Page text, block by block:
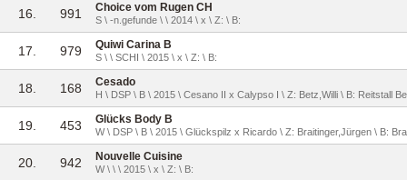
16. 991 Choice vom Rugen CH
S \ -n.gefunde \ \ 2014 \ x \ Z: \ B:
17. 979 Quiwi Carina B
S \ \ SCHI \ 2015 \ x \ Z: \ B:
18. 168 Cesado
H \ DSP \ B \ 2015 \ Cesano II x Calypso I \ Z: Betz,Willi \ B: Reitstall
19. 453 Glücks Body B
W \ DSP \ B \ 2015 \ Glückspilz x Ricardo \ Z: Braitinger,Jürgen \ B:
20. 942 Nouvelle Cuisine
W \ \ \ 2015 \ x \ Z: \ B: